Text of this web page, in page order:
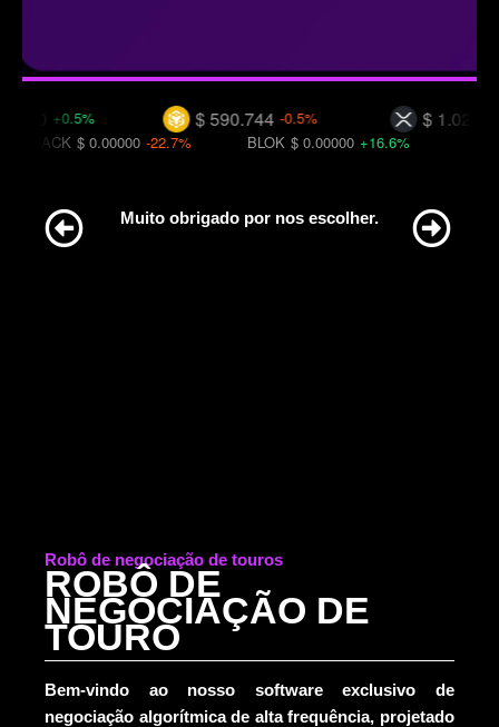
$ 1.02592 -2.4%
$ 590.744 -0.5%
C98
BLOK $ 0.00000 +16.6%
$ 0.00000 -22.7%
Muito obrigado por nos escolher.
Robô de negociação de touros
ROBÔ DE
NEGOCIAÇÃO DE
TOURO
Bem-vindo ao nosso software exclusivo de
negociação algorítmica de alta frequência, projetado